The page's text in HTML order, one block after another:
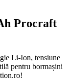
Procraft
Li-Ion, tensiune
pentru bormașini